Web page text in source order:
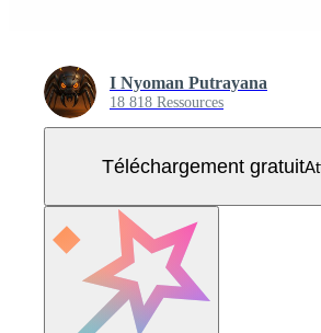
I Nyoman Putrayana
18 818 Ressources
Téléchargement gratuit